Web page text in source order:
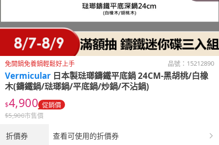
免開鍋免養鍋輕鬆好上手 品號： 15212890
Vermicular 日本製琺瑯鑄鐵平底鍋 24CM-黑胡桃/白橡
木(鑄鐵鍋/琺瑯鍋/平底鍋/炒鍋/不沾鍋)
$4,900 促銷價
$5,900市售價
折價券 查看可使用的折價券